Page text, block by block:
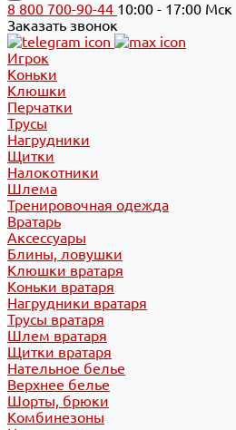
8 800 700-90-44 10:00 - 17:00 Мск
Заказать звонок
Игрок
Коньки
Клюшки
Перчатки
Трусы
Нагрудники
Щитки
Налокотники
Шлема
Тренировочная одежда
Вратарь
Аксессуары
Блины, ловушки
Клюшки вратаря
Коньки вратаря
Нагрудники вратаря
Трусы вратаря
Шлем вратаря
Щитки вратаря
Нательное белье
Верхнее белье
Шорты, брюки
Комбинезоны